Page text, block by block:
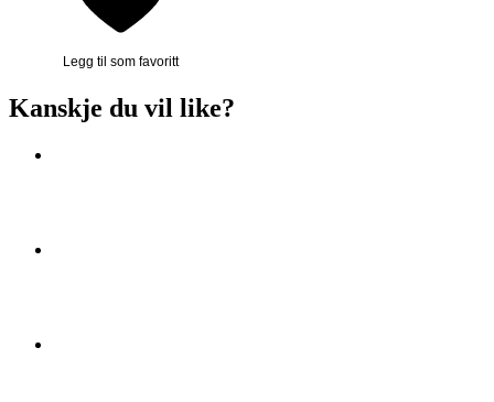
Legg til som favoritt
Kanskje du vil like?